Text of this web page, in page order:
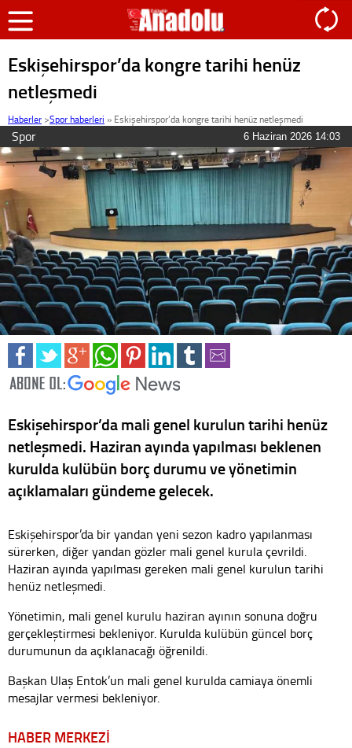
Eskişehirspor’da kongre tarihi henüz
netleşmedi
Haberler >Spor haberleri » Eskişehirspor’da kongre tarihi henüz netleşmedi
Spor 6 Haziran 2026 14:03
Eskişehirspor’da mali genel kurulun tarihi henüz
netleşmedi. Haziran ayında yapılması beklenen
kurulda kulübün borç durumu ve yönetimin
açıklamaları gündeme gelecek.
Eskişehirspor’da bir yandan yeni sezon kadro yapılanması
sürerken, diğer yandan gözler mali genel kurula çevrildi.
Haziran ayında yapılması gereken mali genel kurulun tarihi
henüz netleşmedi.
Yönetimin, mali genel kurulu haziran ayının sonuna doğru
gerçekleştirmesi bekleniyor. Kurulda kulübün güncel borç
durumunun da açıklanacağı öğrenildi.
Başkan Ulaş Entok’un mali genel kurulda camiaya önemli
mesajlar vermesi bekleniyor.
HABER MERKEZİ